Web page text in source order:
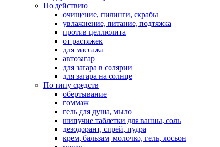
По действию
очищение, пилинги, скрабы
увлажнение, питание, подтяжка
против целлюлита
от растяжек
для массажа
автозагар
для загара в солярии
для загара на солнце
По типу средств
обертывание
гоммаж
гель для душа, мыло
шипучие таблетки для ванны, соль
дезодорант, спрей, пудра
крем, бальзам, молочко, гель, лосьон